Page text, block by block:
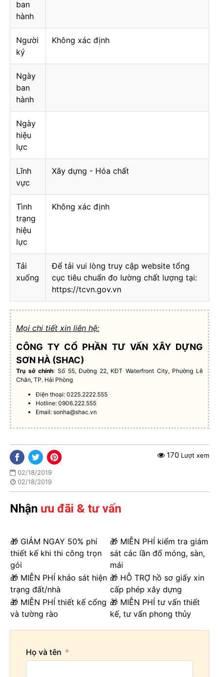
ban
hành
Người
ký
Không xác định
Ngày
ban
hành
Ngày
hiệu
lực
Lĩnh
vực
Xây dựng - Hóa chất
Tình
trạng
hiệu
lực
Không xác định
Tải
xuống
Để tải vui lòng truy cập website tổng
cục tiêu chuẩn đo lường chất lượng tại:
https://tcvn.gov.vn
Mọi chi tiết xin liên hệ:
CÔNG TY CỔ PHẦN TƯ VẤN XÂY DỰNG
SƠN HÀ (SHAC)
Trụ sở chính: Số 55, Đường 22, KĐT Waterfront City, Phường Lê
Chân, TP. Hải Phòng
Điện thoại: 0225.2222.555
Hotline: 0906.222.555
Email:sonha@shac.vn
02/18/2019
02/18/2019
170 Lượt xem
Nhận ưu đãi & tư vấn
🎁 GIẢM NGAY 50% phí
thiết kế khi thi công trọn
gói
🎁 MIỄN PHÍ kiểm tra giám
sát các lần đổ móng, sàn,
mái
🎁 MIỄN PHÍ khảo sát hiện
trạng đất/nhà
🎁 HỖ TRỢ hồ sơ giấy xin
cấp phép xây dựng
🎁 MIỄN PHÍ thiết kế cổng
và tường rào
🎁 MIỄN PHÍ tư vấn thiết
kế, tư vấn phong thủy
Họ và tên